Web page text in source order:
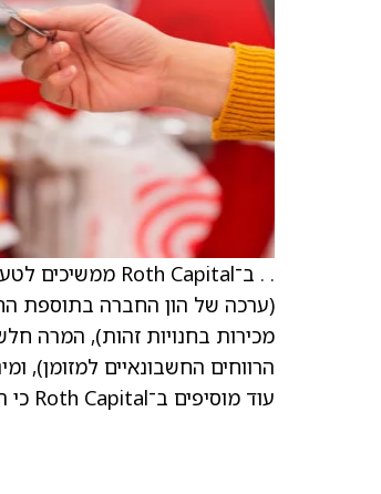
הרווחים החשבונאיים למזומן),
עוד מוסיפים ב־Roth Capital כי הם רואים אפסייד מוגבל בטווח הקרוב במניית Xponential Fitness.